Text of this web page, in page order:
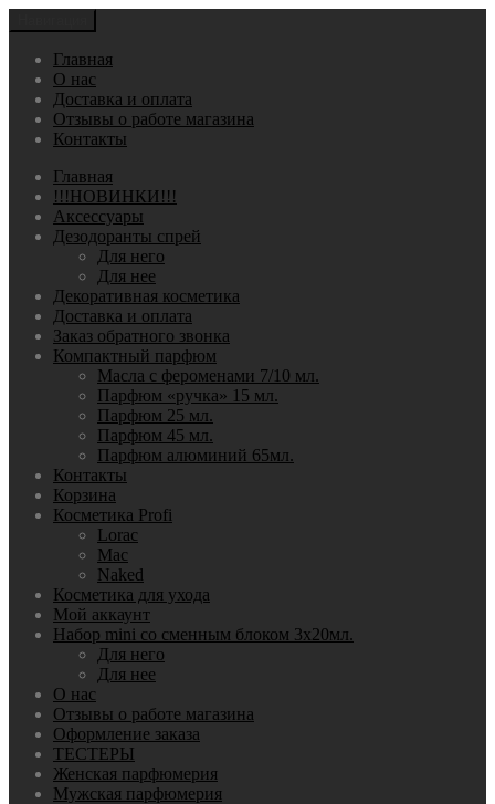
Главная
О нас
Доставка и оплата
Отзывы о работе магазина
Контакты
Главная
!!!НОВИНКИ!!!
Аксессуары
Дезодоранты спрей
Для него
Для нее
Декоративная косметика
Доставка и оплата
Заказ обратного звонка
Компактный парфюм
Масла с фероменами 7/10 мл.
Парфюм «ручка» 15 мл.
Парфюм 25 мл.
Парфюм 45 мл.
Парфюм алюминий 65мл.
Контакты
Корзина
Косметика Profi
Lorac
Mac
Nаked
Косметика для ухода
Мой аккаунт
Набор mini со сменным блоком 3х20мл.
Для него
Для нее
О нас
Отзывы о работе магазина
Оформление заказа
ТЕСТЕРЫ
Женская парфюмерия
Мужская парфюмерия